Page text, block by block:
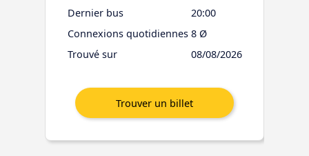
Dernier bus
20:00
Connexions quotidiennes 8 Ø
Trouvé sur
08/08/2026